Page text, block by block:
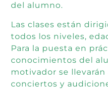
del alumno.
Las clases están
todos los niveles,
Para la puesta en
conocimientos del
motivador se llevarán
conciertos y